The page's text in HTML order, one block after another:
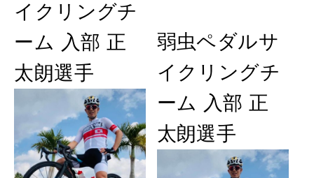
イクリングチ
ーム 入部 正
太朗選手
弱虫ペダルサ
イクリングチ
ーム 入部 正
太朗選手